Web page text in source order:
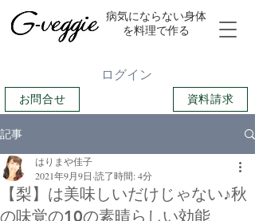
​病気にならない身体
を料理で作る
お問合せ
ログイン
資料請求
記事
【梨】は美味しいだけじゃない♪秋
の味覚の10の素晴らしい効能
はりまや佳子
2021年9月9日 読了時間: 4分